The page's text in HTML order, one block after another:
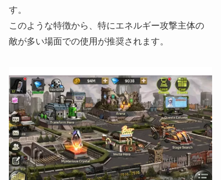
す。
このような特徴から、特にエネルギー攻撃主体の
敵が多い場面での使用が推奨されます。